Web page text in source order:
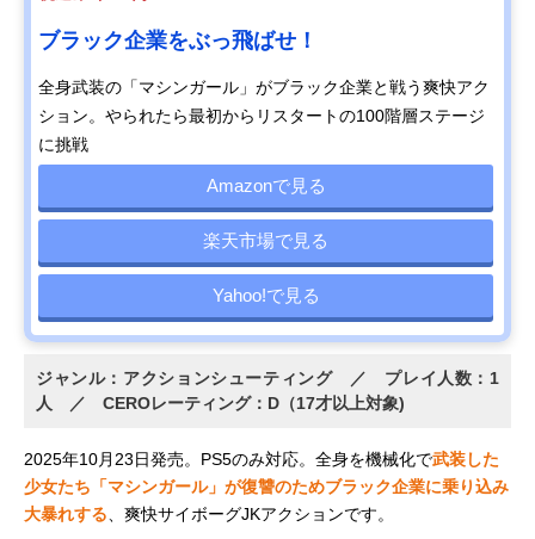
ブラック企業をぶっ飛ばせ！
全身武装の「マシンガール」がブラック企業と戦う爽快アク
ション。やられたら最初からリスタートの100階層ステージ
に挑戦
Amazonで見る
楽天市場で見る
Yahoo!で見る
ジャンル：アクションシューティング ／ プレイ人数：1
人 ／ CEROレーティング：D（17才以上対象)
2025年10月23日発売。PS5のみ対応。全身を機械化で武装した
少女たち「マシンガール」が復讐のためブラック企業に乗り込み
大暴れする、爽快サイボーグJKアクションです。